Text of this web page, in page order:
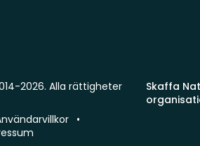
Skaffa
2026. Alla rättigheter